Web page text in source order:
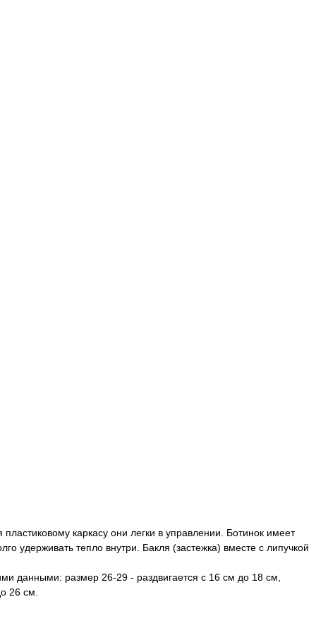
каркасу они легки в управлении. Ботинок имеет
удерживать тепло внутри. Бакля (застежка) вместе с липучкой
данными: размер 26-29 - раздвигается с 16 см до 18 см,
26 см.